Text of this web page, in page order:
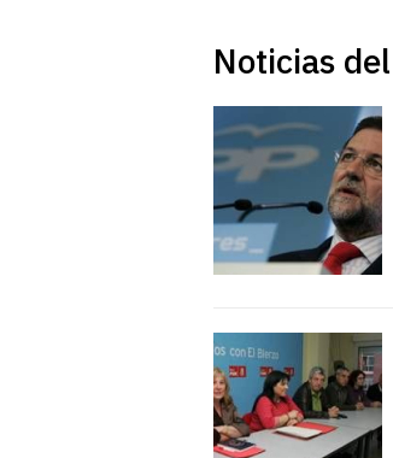
Noticias del